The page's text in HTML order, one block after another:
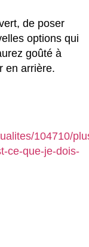
de poser
options qui
goûté à
en arrière.
104710/
ce-que-je-dois-